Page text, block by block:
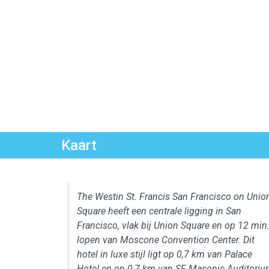
Kaart
The Westin St. Francis San Francisco on
Square heeft een centrale ligging in San
Francisco, vlak bij Union Square en op 12 min.
lopen van Moscone Convention Center. Dit
hotel in luxe stijl ligt op 0,7 km van Palace